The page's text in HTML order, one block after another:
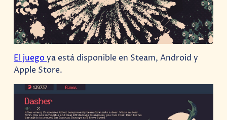
El juegoya está disponible en Steam, Android y
Apple Store.